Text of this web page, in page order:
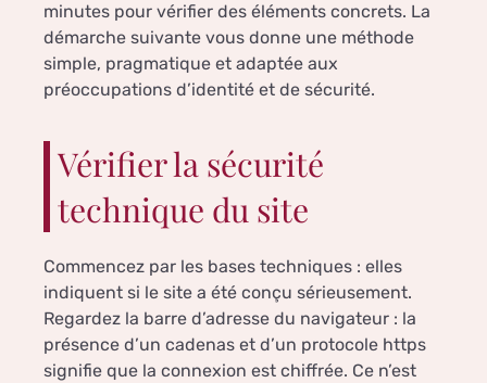
minutes pour vérifier des éléments concrets. La
démarche suivante vous donne une méthode
simple, pragmatique et adaptée aux
préoccupations d’identité et de sécurité.
Vérifier la sécurité
technique du site
Commencez par les bases techniques : elles
indiquent si le site a été conçu sérieusement.
Regardez la barre d’adresse du navigateur : la
présence d’un cadenas et d’un protocole https
signifie que la connexion est chiffrée. Ce n’est